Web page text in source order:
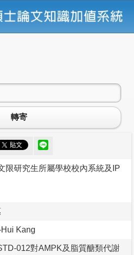
轉寄
限研究生所屬學校校內系統及IP
Kang
012對AMPK及脂質醣類代謝